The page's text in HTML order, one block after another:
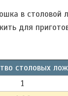
в столовой
для
столовых
1